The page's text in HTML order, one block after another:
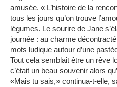
amusée. « L’histoire de la
tous les jours qu’on trouve
légumes. Le sourire de Jane
journée : au charme décontracté
mots ludique autour d’une
Tout cela semblait être un rêve
c’était un beau souvenir alors
«Mais tu sais,» continua-t-elle,